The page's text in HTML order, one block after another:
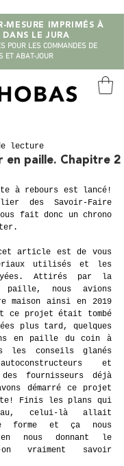
MESURE IMPRIMÉS À
LE JURA
POUR LES COMMANDES DE
ET ABAT-JOUR
en paille. Chapitre 2
lecture
à rebours est lancé!
des Savoir-Faire
fait donc un chrono
article est de vous
utilisés et les
Attirés par la
paille, nous avions
maison ainsi en 2019
ce projet était tombé
plus tard, quelques
en paille du coin à
les conseils glanés
et
fournisseurs déjà
démarré ce projet
Finis les plans qui
celui-là allait
forme et ça nous
nous donnant le
vraiment savoir